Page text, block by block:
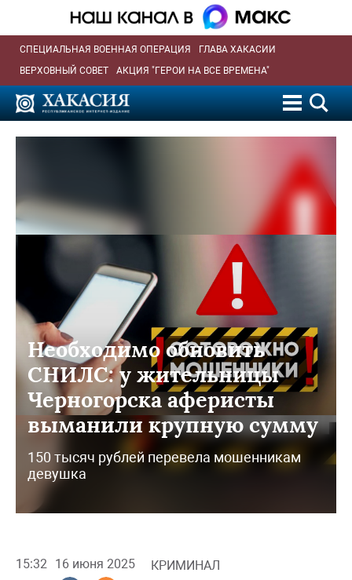
СПЕЦИАЛЬНАЯ ВОЕННАЯ ОПЕРАЦИЯ
ГЛАВА ХАКАСИИ
ВЕРХОВНЫЙ СОВЕТ
АКЦИЯ "ГЕРОИ НА ВСЕ ВРЕМЕНА"
Необходимо обновить
СНИЛС: у жительницы
Черногорска аферисты
выманили крупную сумму
150 тысяч рублей перевела мошенникам
девушка
15:32 16 июня 2025 КРИМИНАЛ